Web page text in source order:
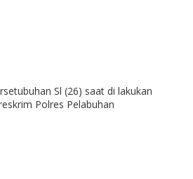
Sl (26) saat di lakukan
Polres Pelabuhan